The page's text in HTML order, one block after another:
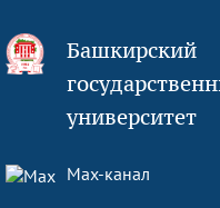
Башкирский
университет
Max-канал